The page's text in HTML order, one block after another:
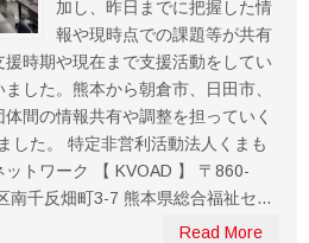
加し、昨日までに把握した情
報や現時点での課題等が共有
時期や現在まで支援活動をしてい
した。熊本から朝倉市、日田市、
間の情報共有や調整を担っていく
した。 特定非営利活動法人くまも
トワーク 【 KVOAD 】 〒860-
千反畑町3-7 熊本県総合福祉セ...
Read More